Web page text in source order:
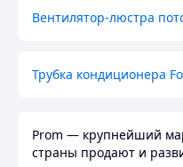
Вентилятор-люстра
Трубка кондиционера
Prom — крупнейший
страны продают и